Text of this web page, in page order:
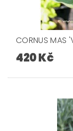
CORNUS MAS
420 Kč